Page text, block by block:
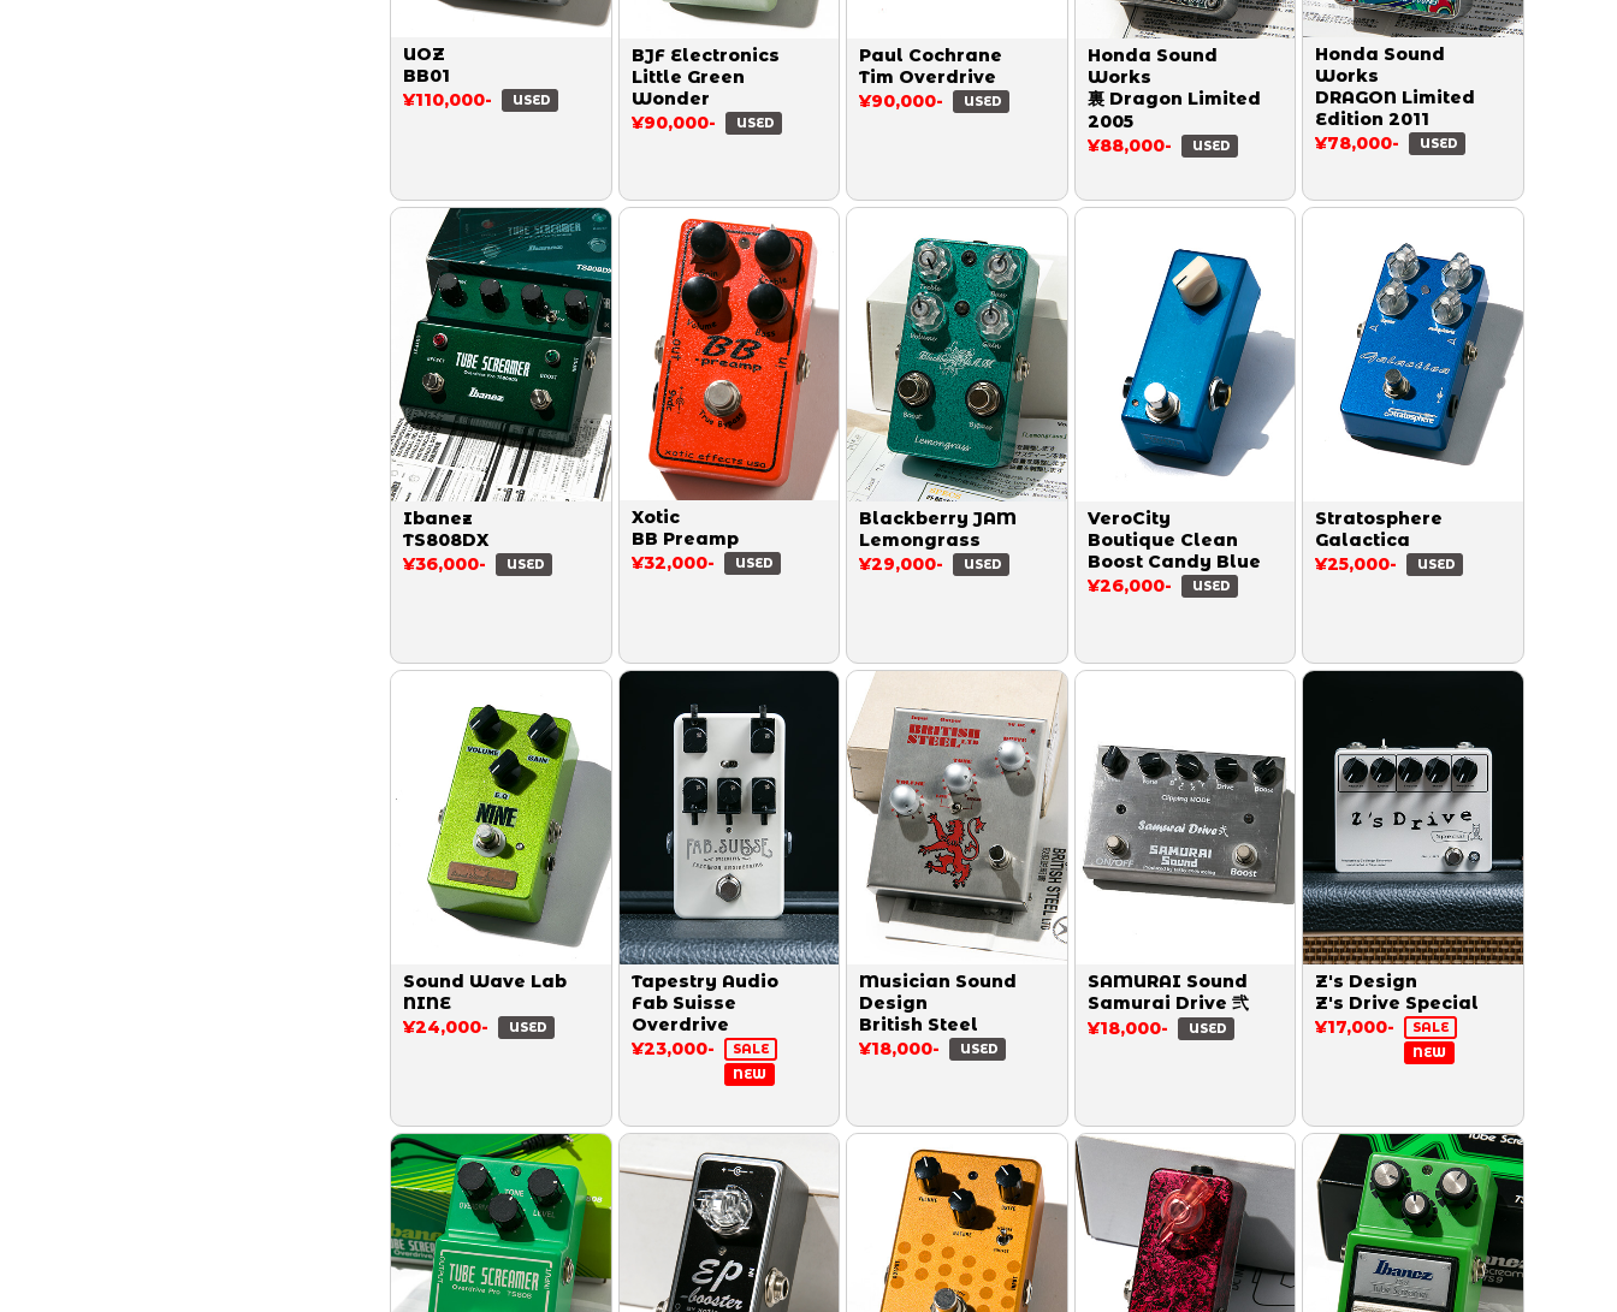
UOZ
BB01
¥110,000-
USED
BJF Electronics
Little Green
Wonder
¥90,000-
USED
Paul Cochrane
Tim Overdrive
¥90,000-
USED
Honda Sound
Works
裏 Dragon Limited
2005
¥88,000-
USED
Honda Sound
Works
DRAGON Limited
Edition 2011
¥78,000-
USED
Ibanez
TS808DX
¥36,000-
USED
Xotic
BB Preamp
¥32,000-
USED
Blackberry JAM
Lemongrass
¥29,000-
USED
VeroCity
Boutique Clean
Boost Candy Blue
¥26,000-
USED
Stratosphere
Galactica
¥25,000-
USED
Sound Wave Lab
NINE
¥24,000-
USED
Tapestry Audio
Fab Suisse
Overdrive
¥23,000-
SALE
NEW
Musician Sound
Design
British Steel
¥18,000-
USED
SAMURAI Sound
Samurai Drive 弐
¥18,000-
USED
Z's Design
Z's Drive Special
¥17,000-
SALE
NEW